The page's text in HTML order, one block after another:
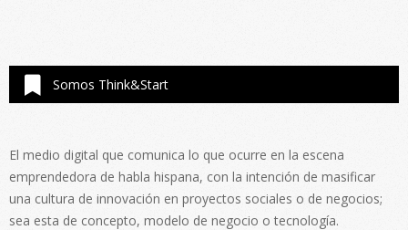
Somos Think&Start
El medio digital que comunica lo que ocurre en la escena
emprendedora de habla hispana, con la intención de masificar
una cultura de innovación en proyectos sociales o de negocios;
sea esta de concepto, modelo de negocio o tecnología.